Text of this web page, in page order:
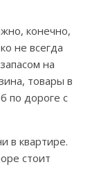
конечно,
не всегда
на
товары в
по дороге с
в квартире.
стоит